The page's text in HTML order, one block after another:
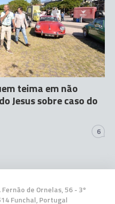
teima em não
Jesus sobre caso do
6
Fernão de Ornelas, 56 - 3º
Funchal, Portugal